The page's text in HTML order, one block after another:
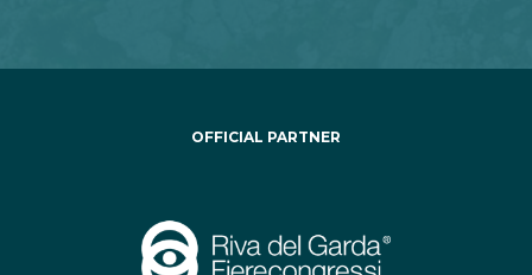
OFFICIAL PARTNER